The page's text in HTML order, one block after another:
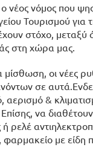
νέος νόμος που
Τουρισμού για
στόχο, μεταξύ
στη χώρα μας.
μίσθωση, οι νέες
σε
&
να
φαρμακείο με